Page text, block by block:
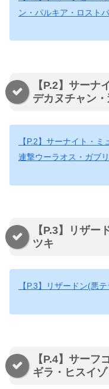
ン・パルキア・ロスト
【P.2】サーナ
デカヌチャン
【P.2】サーナイト・
連撃ウーラオス・ガブ
【P.3】リザー
ツキ
【P.3】リザードン(悪
【P.4】サー
ギラ・ヒスイ